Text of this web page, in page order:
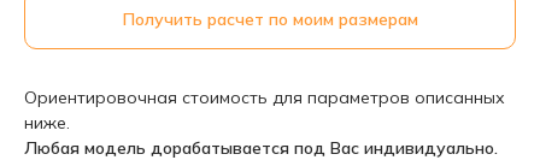
Получить расчет по моим размерам
Ориентировочная стоимость для параметров описанных
ниже.
Любая модель дорабатывается под Вас индивидуально.